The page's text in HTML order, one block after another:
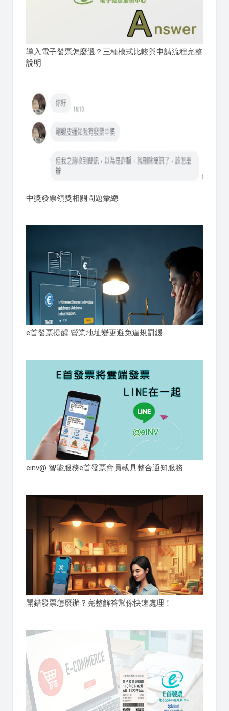
導入電子發票怎麼選？三種模式比較與申請流程完整
說明
中獎發票領獎相關問題彙總
e首發票提醒 營業地址變更避免違規罰鍰
einv@ 智能服務e首發票會員載具整合通知服務
開錯發票怎麼辦？完整解答幫你快速處理！